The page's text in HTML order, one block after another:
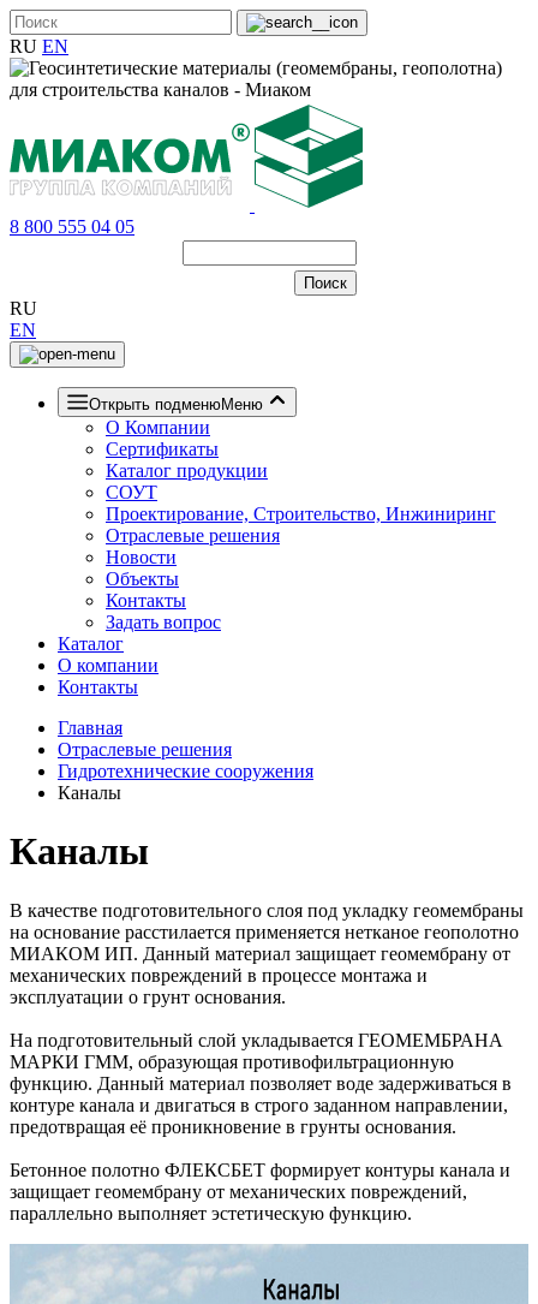
RU EN
8 800 555 04 05
RU
EN
Открыть подменюМеню
О Компании
Сертификаты
Каталог продукции
СОУТ
Проектирование, Строительство, Инжиниринг
Отраслевые решения
Новости
Объекты
Контакты
Задать вопрос
Каталог
О компании
Контакты
Главная
Отраслевые решения
Гидротехнические сооружения
Каналы
Каналы
В качестве подготовительного слоя под укладку геомембраны
на основание расстилается применяется нетканое геополотно
МИАКОМ ИП. Данный материал защищает геомембрану от
механических повреждений в процессе монтажа и
эксплуатации о грунт основания.
На подготовительный слой укладывается ГЕОМЕМБРАНА
МАРКИ ГММ, образующая противофильтрационную
функцию. Данный материал позволяет воде задерживаться в
контуре канала и двигаться в строго заданном направлении,
предотвращая её проникновение в грунты основания.
Бетонное полотно ФЛЕКСБЕТ формирует контуры канала и
защищает геомембрану от механических повреждений,
параллельно выполняет эстетическую функцию.